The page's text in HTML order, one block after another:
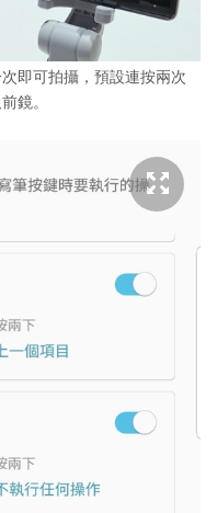
即可拍攝，預設連按兩次
鏡。